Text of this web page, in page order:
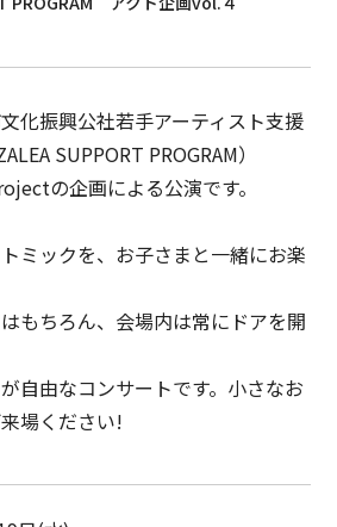
化振興公社若手アーティスト支援
SUPPORT PROGRAM）
の企画による公演です。
ミックを、お子さまと一緒にお楽
もちろん、会場内は常にドアを開
自由なコンサートです。小さなお
場ください!